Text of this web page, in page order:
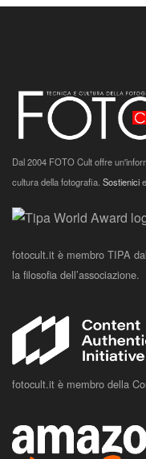
Dal 2004 FOTO Cult offre
cultura della fotografia. Sostienici
fotocult.it è membro TIPA
la filosofia dell’associazione.
fotocult.it è membro della